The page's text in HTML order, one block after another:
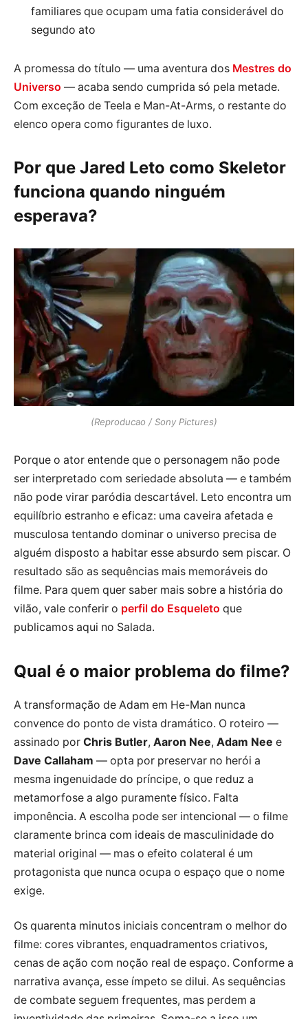
familiares que ocupam uma fatia considerável do
segundo ato
A promessa do título — uma aventura dos Mestres do
Universo — acaba sendo cumprida só pela metade.
Com exceção de Teela e Man-At-Arms, o restante do
elenco opera como figurantes de luxo.
Por que Jared Leto como Skeletor
funciona quando ninguém
esperava?
(Reproducao / Sony Pictures)
Porque o ator entende que o personagem não pode
ser interpretado com seriedade absoluta — e também
não pode virar paródia descartável. Leto encontra um
equilíbrio estranho e eficaz: uma caveira afetada e
musculosa tentando dominar o universo precisa de
alguém disposto a habitar esse absurdo sem piscar. O
resultado são as sequências mais memoráveis do
filme. Para quem quer saber mais sobre a história do
vilão, vale conferir o perfil do Esqueleto que
publicamos aqui no Salada.
Qual é o maior problema do filme?
A transformação de Adam em He-Man nunca
convence do ponto de vista dramático. O roteiro —
assinado por Chris Butler, Aaron Nee, Adam Nee e
Dave Callaham — opta por preservar no herói a
mesma ingenuidade do príncipe, o que reduz a
metamorfose a algo puramente físico. Falta
imponência. A escolha pode ser intencional — o filme
claramente brinca com ideais de masculinidade do
material original — mas o efeito colateral é um
protagonista que nunca ocupa o espaço que o nome
exige.
Os quarenta minutos iniciais concentram o melhor do
filme: cores vibrantes, enquadramentos criativos,
cenas de ação com noção real de espaço. Conforme a
narrativa avança, esse ímpeto se dilui. As sequências
de combate seguem frequentes, mas perdem a